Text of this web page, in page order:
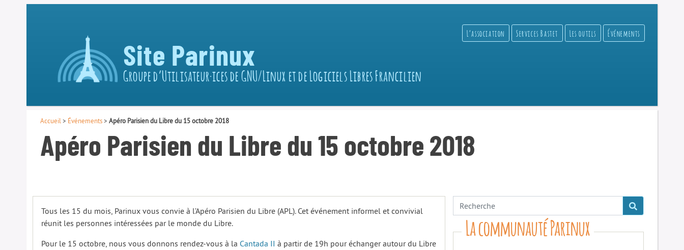
Site Parinux
Groupe d’Utilisateur·ices de GNU/Linux et de Logiciels Libres Francilien
L’association Services Bastet Les outils Événements
Accueil > Événements> Apéro Parisien du Libre du 15 octobre 2018
Apéro Parisien du Libre du 15 octobre 2018
Tous les 15 du mois, Parinux vous convie à l’Apéro Parisien du Libre (APL). Cet événement informel et convivial
réunit les personnes intéressées par le monde du Libre.
Pour le 15 octobre, nous vous donnons rendez-vous à la Cantada II à partir de 19h pour échanger autour du Libre
La communauté Parinux